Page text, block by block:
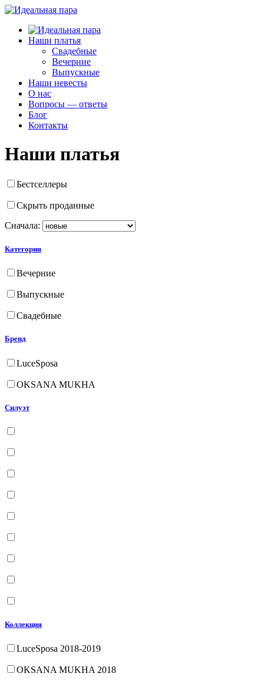
Наши платья
Свадебные
Вечерние
Выпускные
Наши невесты
О нас
Вопросы — ответы
Блог
Контакты
Наши платья
Бестселлеры
Скрыть проданные
Сначала:
Категория
Вечерние
Выпускные
Свадебные
Бренд
LuceSposa
OKSANA MUKHA
Силуэт
Коллекция
LuceSposa 2018-2019
OKSANA MUKHA 2018